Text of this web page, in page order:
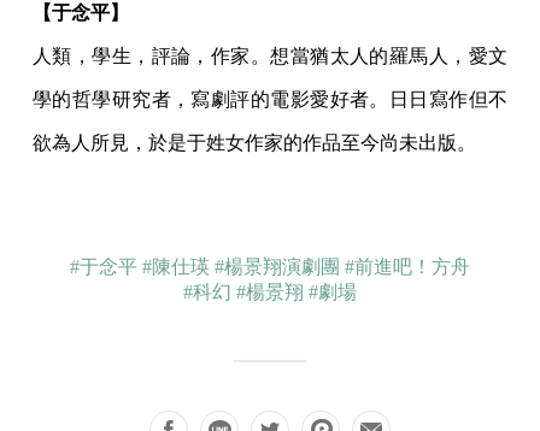
【于念平】
人類，學生，評論，作家。想當猶太人的羅馬人，愛文
學的哲學研究者，寫劇評的電影愛好者。日日寫作但不
欲為人所見，於是于姓女作家的作品至今尚未出版。
#于念平 #陳仕瑛 #楊景翔演劇團 #前進吧！方舟
#科幻 #楊景翔 #劇場